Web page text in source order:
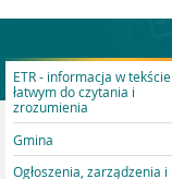
ETR - informacja w tekście
łatwym do czytania i
zrozumienia
Gmina
Ogłoszenia, zarządzenia i